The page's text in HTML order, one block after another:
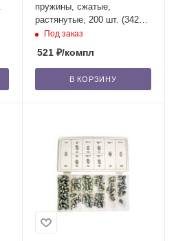
пружины, сжатые,
растянутые, 200 шт. (34216)
/24Под заказ
521₽/компл
В КОРЗИНУ